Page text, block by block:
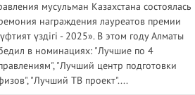
мусульман Казахстана состоялась
награждения лауреатов премии
үздігі - 2025». В этом году Алматы
в номинациях: "Лучшие по 4
"Лучший центр подготовки
"Лучший ТВ проект"....